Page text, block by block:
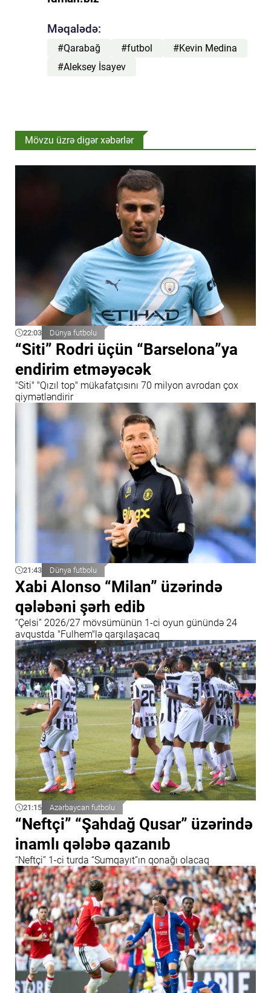
Məqalədə:
#Qarabağ #futbol
#Kevin Medina
#Aleksey İsayev
Mövzu üzrə digər xəbərlər
22:03 Dünya futbolu
“Siti” Rodri üçün “Barselona”ya
endirim etməyəcək
"Siti" "Qızıl top" mükafatçısını 70 milyon avrodan çox
qiymətləndirir
21:43 Dünya futbolu
Xabi Alonso “Milan” üzərində
qələbəni şərh edib
“Çelsi” 2026/27 mövsümünün 1-ci oyun günündə 24
avqustda "Fulhem"lə qarşılaşacaq
21:15 Azərbaycan futbolu
“Neftçi” “Şahdağ Qusar” üzərində
inamlı qələbə qazanıb
“Neftçi” 1-ci turda “Sumqayıt”ın qonağı olacaq